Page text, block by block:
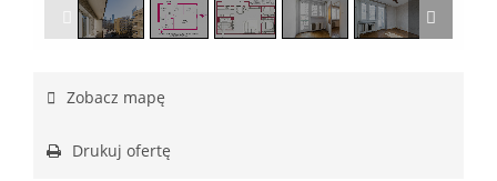
Zobacz mapę
Drukuj ofertę